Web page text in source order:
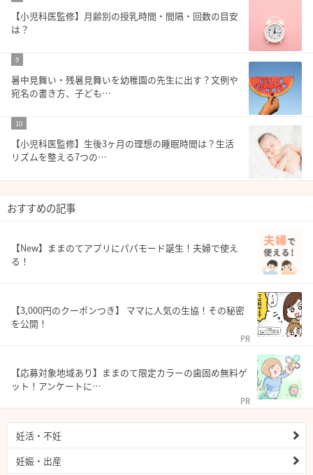
【小児科医監修】月齢別の授乳時間・間隔・回数の目安
は？
9
暑中見舞い・残暑見舞いを幼稚園の先生に出す？文例や
宛名の書き方、子ども…
10
【小児科医監修】生後3ヶ月の理想の睡眠時間は？生活
リズムを整える7つの…
おすすめの記事
【New】ままのてアプリにパパモード誕生！夫婦で使え
る！
【3,000円のクーポンつき】 ママに人気の生協！その秘密
を公開！
PR
【応募対象地域あり】ままのて限定カラーの歯固め無料ゲ
ット！アンケートに…
PR
妊活・不妊
妊娠・出産